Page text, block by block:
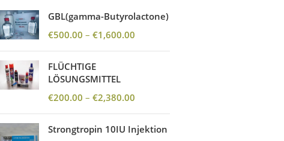
GBL(gamma-Butyrolactone)
€500.00 – €1,600.00
FLÜCHTIGE
LÖSUNGSMITTEL
€200.00 – €2,380.00
Strongtropin 10IU Injektion